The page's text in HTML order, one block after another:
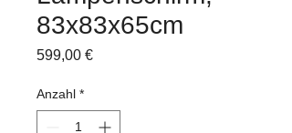
83x83x65cm
599,00 €Preis
Anzahl *